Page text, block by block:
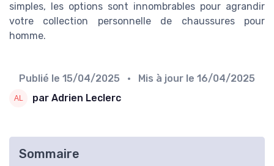
simples, les options sont innombrables pour agrandir
votre collection personnelle de chaussures pour
homme.
Publié le 15/04/2025 • Mis à jour le 16/04/2025
par Adrien Leclerc
Sommaire